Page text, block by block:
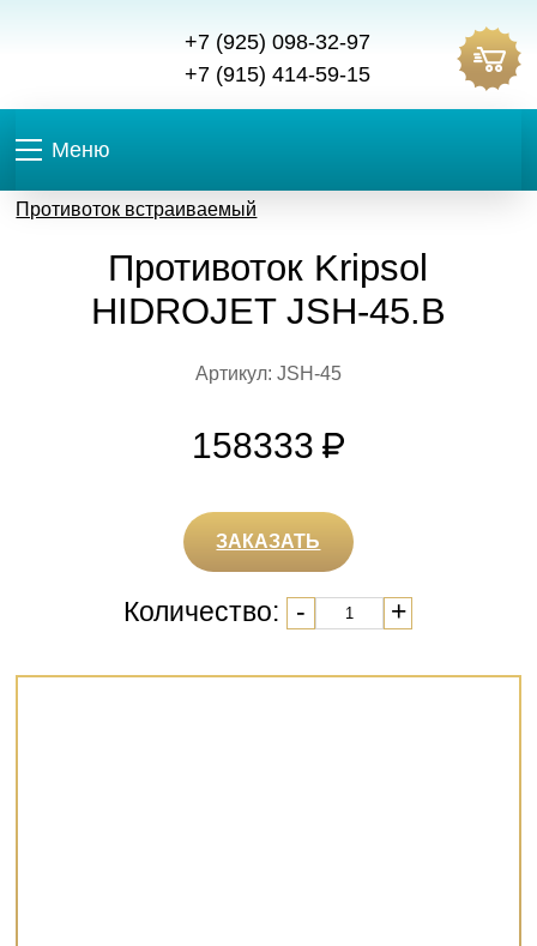
+7 (925) 098-32-97
+7 (915) 414-59-15
Меню
Противоток встраиваемый
Противоток Kripsol
HIDROJET JSH-45.В
Артикул: JSH-45
158333
ЗАКАЗАТЬ
Количество: - +